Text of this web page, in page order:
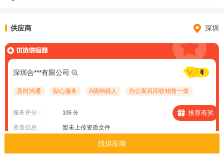
供应商 深圳
深圳合***有限公司
及时沟通 贴心服务 A级纳税人 办公家具回收销售一体
服务评分： 105 分
资质信息： 暂未上传资质文件
暂未上传案例项目
推荐有奖
找供应商